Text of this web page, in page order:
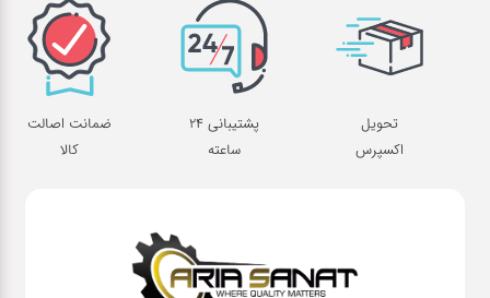
تحویل
اکسپرس
پشتیبانی 24
ساعته
ضمانت اصالت
کالا